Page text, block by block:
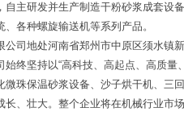
主研发并生产制造干粉砂浆成套
各种螺旋输送机等系列产品。
司地处河南省郑州市中原区须水
终坚持以“高科技、高起点、高质
珠保温砂浆设备、沙子烘干机、
、壮大。整个企业将在机械行业